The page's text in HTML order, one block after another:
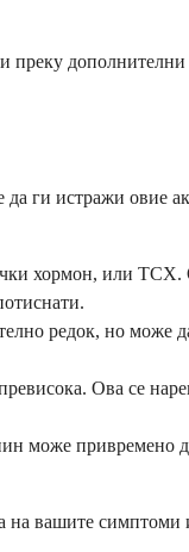
дополнителни
ги истражи овие
хормон, или
редок, но може
Ова се
може привремено
вашите симптоми